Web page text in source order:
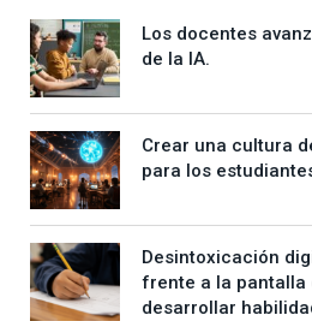
Los docentes
de la IA.
Crear una cultura
para los
Desintoxicación
frente a la pantalla
desarrollar